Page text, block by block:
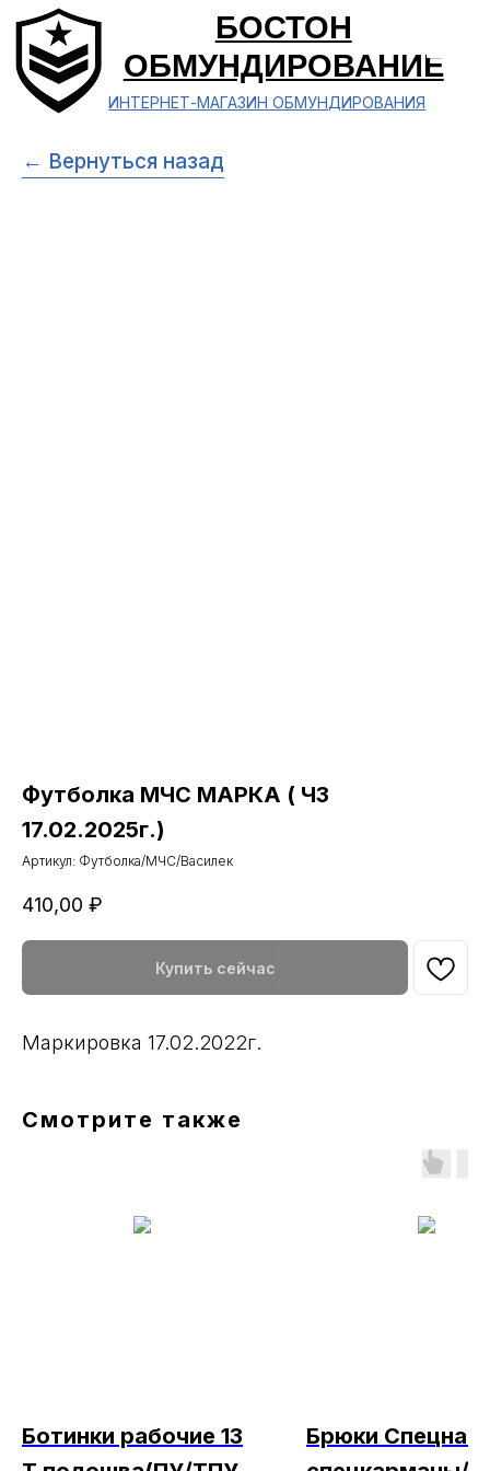
БОСТОН
ОБМУНДИРОВАНИЕ
ИНТЕРНЕТ-МАГАЗИН ОБМУНДИРОВАНИЯ
← Вернуться назад
Футболка МЧС МАРКА ( ЧЗ
17.02.2025г.)
Артикул: Футболка/МЧС/Василек
410,00 ₽
Купить сейчас
Маркировка 17.02.2022г.
Смотрите также
Ботинки рабочие 13
Брюки Спецназ/